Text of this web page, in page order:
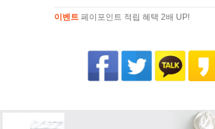
이벤트 페이포인트 적립 혜택 2배 UP!